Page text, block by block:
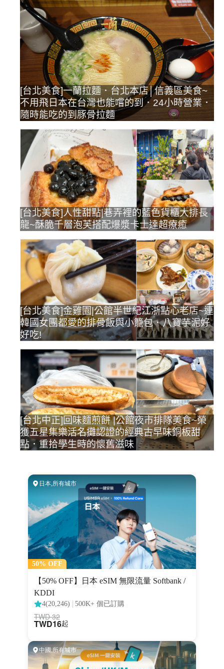
[台北美食]一蘭拉麵．台北本店│信義區美食~
不用飛日本在台灣也能嚐的到．24小時營業．
隨時能吃的到豚骨拉麵
[台北美食]人性甜點|巷弄裡的藍色貨櫃大排長
龍~酥脆千層泡芙搭配爆漿卡士達超療癒
[台北美食]金雞園|公館半世紀江浙點心老店~連
韓國女團都愛的排骨飯與小籠包．八寶芋泥好
好吃!
[台北中正]回味麵煎餅 |公館夜市排隊美食~榮
獲五星集樂活名攤認證的經典古早味銅板甜
點．重拾學生時的懷舊滋味